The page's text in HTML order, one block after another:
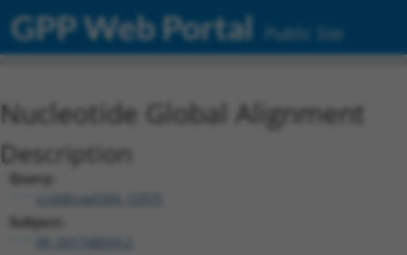
GPP Web Portal Public Site
Nucleotide Global Alignment
Description
Query:
ccsbBroad304_12975
Subject: